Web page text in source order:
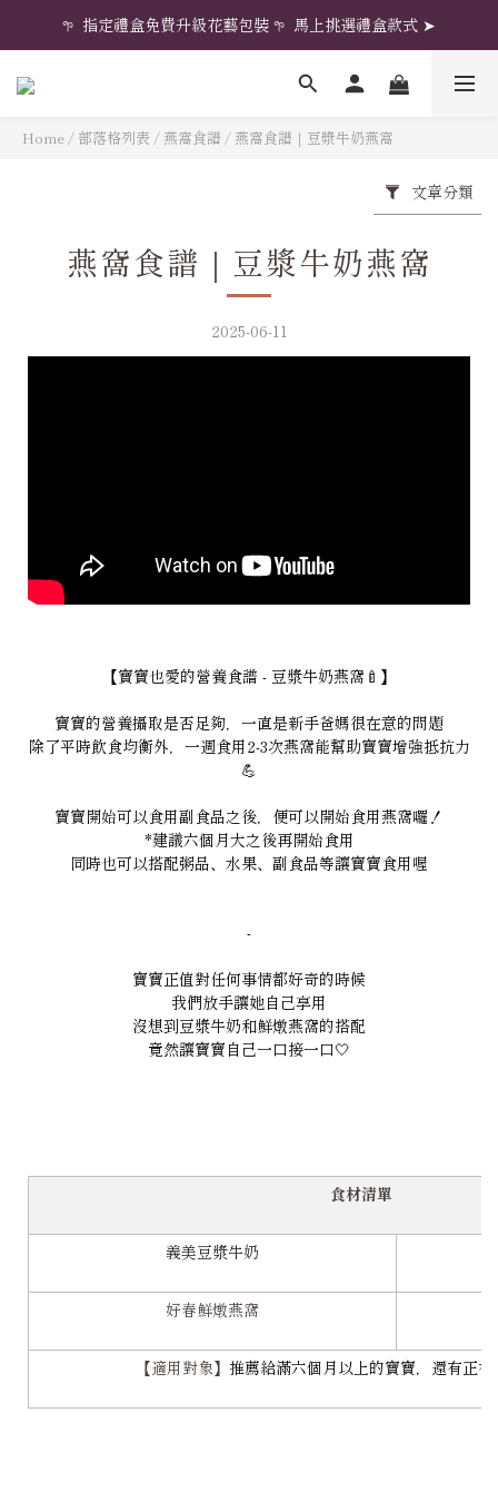
𖧧  指定禮盒免費升級花藝包裝 𖧧  馬上挑選禮盒款式 ➤
𖧧  指定禮盒免費升級花藝包裝 𖧧  馬上挑選禮盒款式 ➤
新會員享$100購物金
𖧧  指定禮盒免費升級花藝包裝 𖧧  馬上挑選禮盒款式 ➤
Home/ 部落格列表 / 燕窩食譜 / 燕窩食譜｜豆漿牛奶燕窩
文章分類
燕窩食譜｜豆漿牛奶燕窩
2025-06-11
【寶寶也愛的營養食譜 - 豆漿牛奶燕窩🍼】
寶寶的營養攝取是否足夠，一直是新手爸媽很在意的問題
除了平時飲食均衡外，一週食用2-3次燕窩能幫助寶寶增強抵抗力
💪
寶寶開始可以食用副食品之後，便可以開始食用燕窩囉！
*建議六個月大之後再開始食用
同時也可以搭配粥品、水果、副食品等讓寶寶食用喔
-
寶寶正值對任何事情都好奇的時候
我們放手讓她自己享用
沒想到豆漿牛奶和鮮燉燕窩的搭配
竟然讓寶寶自己一口接一口🤍
食材清單
義美豆漿牛奶
好春鮮燉燕窩
【適用對象】 推薦給滿六個月以上的寶寶，還有正